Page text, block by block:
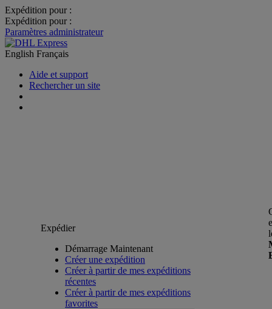
Expédition pour :
Expédition pour :
Paramètres administrateur
English Français
Aide et support
Rechercher un site
Expédier
Démarrage Maintenant
Créer une expédition
Créer à partir de mes expéditions
récentes
Créer à partir de mes expéditions
favorites